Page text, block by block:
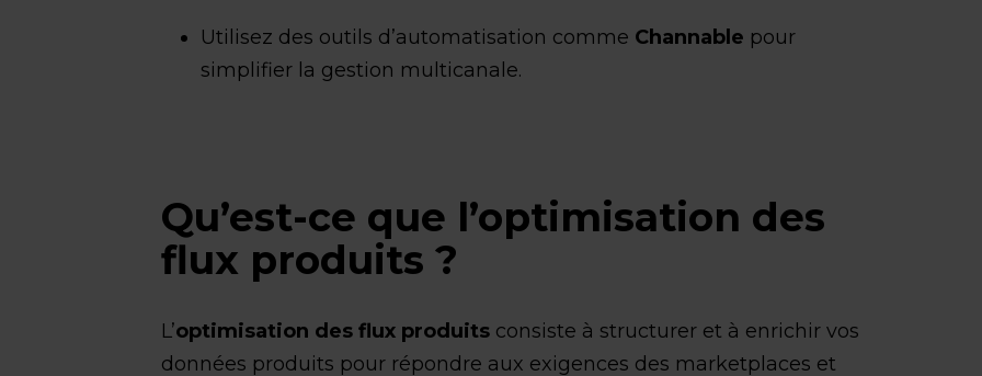
Utilisez des outils d’automatisation comme Channable pour
simplifier la gestion multicanale.
Qu’est-ce que l’optimisation des
flux produits ?
L’optimisation des flux produits consiste à structurer et à enrichir vos
données produits pour répondre aux exigences des marketplaces et